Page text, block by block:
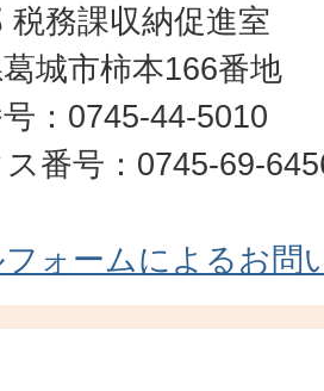
税務課収納促進室
城市柿本166番地
：0745-44-5010
番号：0745-69-
フォームによるお問